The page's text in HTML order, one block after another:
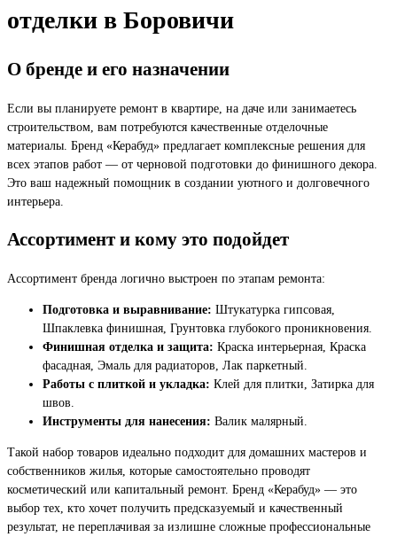
отделки в Боровичи
О бренде и его назначении
Если вы планируете ремонт в квартире, на даче или занимаетесь
строительством, вам потребуются качественные отделочные
материалы. Бренд «Керабуд» предлагает комплексные решения для
всех этапов работ — от черновой подготовки до финишного декора.
Это ваш надежный помощник в создании уютного и долговечного
интерьера.
Ассортимент и кому это подойдет
Ассортимент бренда логично выстроен по этапам ремонта:
Подготовка и выравнивание: Штукатурка гипсовая,
Шпаклевка финишная, Грунтовка глубокого проникновения.
Финишная отделка и защита: Краска интерьерная, Краска
фасадная, Эмаль для радиаторов, Лак паркетный.
Работы с плиткой и укладка: Клей для плитки, Затирка для
швов.
Инструменты для нанесения: Валик малярный.
Такой набор товаров идеально подходит для домашних мастеров и
собственников жилья, которые самостоятельно проводят
косметический или капитальный ремонт. Бренд «Керабуд» — это
выбор тех, кто хочет получить предсказуемый и качественный
результат, не переплачивая за излишне сложные профессиональные